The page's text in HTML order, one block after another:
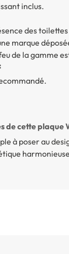
inclus.
des
marque
de la gamme
de cette plaque
à poser au